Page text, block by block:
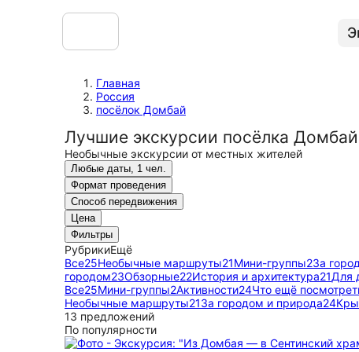
Главная
Россия
посёлок Домбай
Лучшие экскурсии посёлка Домбай
Необычные экскурсии от местных жителей
Любые даты, 1 чел.
Формат проведения
Способ передвижения
Цена
Фильтры
РубрикиЕщё
Все25Необычные маршруты21Мини-группы2За
городом23Обзорные22История и архитектура21Для
Все25Мини-группы2Активности24Что ещё
Необычные маршруты21За городом и природа24
13 предложений
По популярности